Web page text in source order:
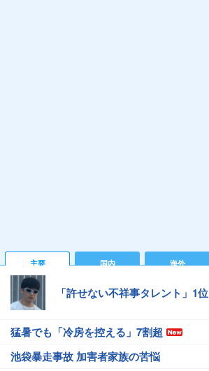
主要 国内 海外
「許せない不祥事タレント」1位
猛暑でも「冷房を控える」7割超
池袋暴走事故 加害者家族の苦悩